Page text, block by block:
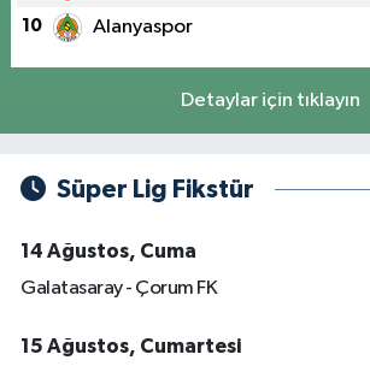
10 Alanyaspor
Detaylar için tıklayın
Süper Lig Fikstür
14 Ağustos, Cuma
Galatasaray - Çorum FK
15 Ağustos, Cumartesi